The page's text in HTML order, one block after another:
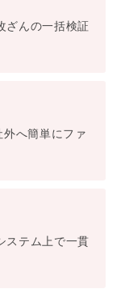
ざんの一括検証
へ簡単にファ
ステム上で一貫